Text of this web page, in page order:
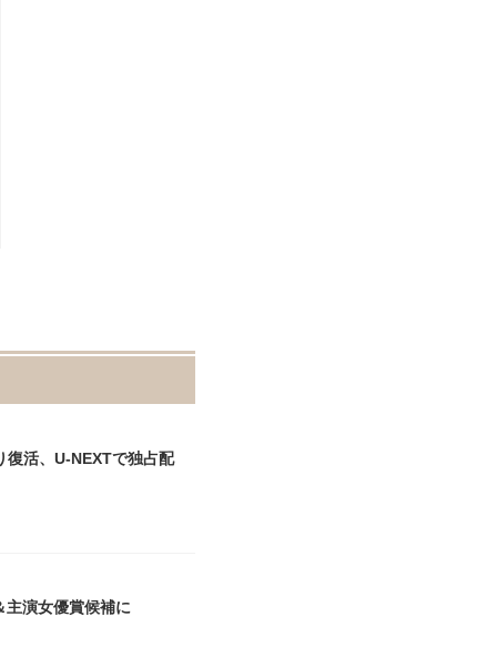
復活、U-NEXTで独占配
主演女優賞候補に